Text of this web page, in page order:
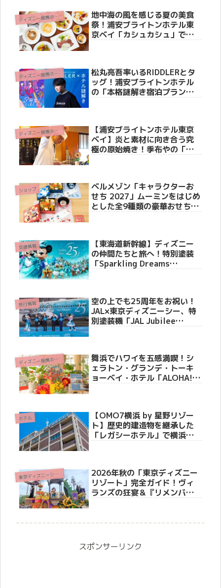
デ
ィズニー提携ホテル
地中海の風を感じる夏の美食
祭！浦安ブライトンホテル東
京ベイ「カシュカシュ」で情
デ
ィズニー提携ホテル
松丸亮吾率いるRIDDLERとタ
ッグ！浦安ブライトンホテル
の「本格謎解き宿泊プラン」
デ
ィズニー提携ホテル
【浦安ブライトンホテル東京
ベイ】炎と素材に向き合う究
極の原始焼き！季布やの「季
ショップ
ベルメゾン「キャラクターお
せち 2027」ムーミンをはじめ
とした全9種類の豪華おせちを
交通情報
【東海道新幹線】ディズニー
の仲間たちと旅へ！特別塗装
「Sparkling Dreams
旅行情報
空の上でも25周年をお祝い！
JAL×東京ディズニーシー、特
別塗装機「JAL Jubilee
デ
ィズニー提携ホテル
舞浜でハワイを五感満喫！シ
ェラトン・グランデ・トーキ
ョーベイ・ホテル「ALOHA!
ホテル
【OMO7横浜 by 星野リゾー
ト】歴史的建造物を継承した
「レガシーホテル」で横浜の
東
京ディズニーシー(R)
2026年秋の「東京ディズニー
リゾート」完全ガイド！ヴィ
ランズの狂宴＆『リメンバ
スポンサーリンク